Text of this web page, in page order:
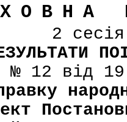
2
№ 12 від